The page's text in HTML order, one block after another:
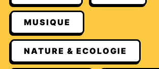
MUSIQUE
NATURE & ECOLOGIE